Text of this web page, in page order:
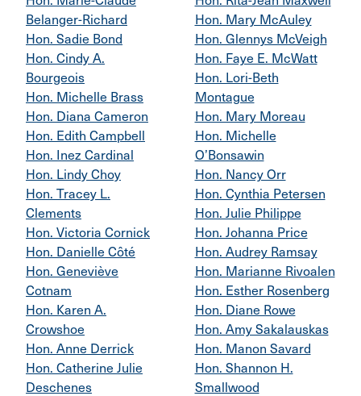
Belanger-Richard
Hon. Sadie Bond
Hon. Cindy A.
Bourgeois
Hon. Michelle Brass
Hon. Diana Cameron
Hon. Edith Campbell
Hon. Inez Cardinal
Hon. Lindy Choy
Hon. Tracey L.
Clements
Hon. Victoria Cornick
Hon. Danielle Côté
Hon. Geneviève
Cotnam
Hon. Karen A.
Crowshoe
Hon. Anne Derrick
Hon. Catherine Julie
Deschenes
Hon. Mary McAuley
Hon. Glennys McVeigh
Hon. Faye E. McWatt
Hon. Lori-Beth
Montague
Hon. Mary Moreau
Hon. Michelle
O’Bonsawin
Hon. Nancy Orr
Hon. Cynthia Petersen
Hon. Julie Philippe
Hon. Johanna Price
Hon. Audrey Ramsay
Hon. Marianne Rivoalen
Hon. Esther Rosenberg
Hon. Diane Rowe
Hon. Amy Sakalauskas
Hon. Manon Savard
Hon. Shannon H.
Smallwood